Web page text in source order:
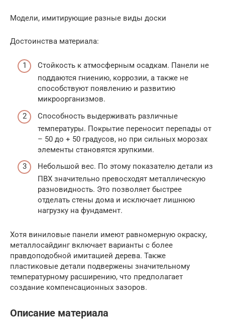
Модели, имитирующие разные виды доски
Достоинства материала:
Стойкость к атмосферным осадкам. Панели не
поддаются гниению, коррозии, а также не
способствуют появлению и развитию
микроорганизмов.
Способность выдерживать различные
температуры. Покрытие переносит перепады от
– 50 до + 50 градусов, но при сильных морозах
элементы становятся хрупкими.
Небольшой вес. По этому показателю детали из
ПВХ значительно превосходят металлическую
разновидность. Это позволяет быстрее
отделать стены дома и исключает лишнюю
нагрузку на фундамент.
Хотя виниловые панели имеют равномерную окраску,
металлосайдинг включает варианты с более
правдоподобной имитацией дерева. Также
пластиковые детали подвержены значительному
температурному расширению, что предполагает
создание компенсационных зазоров.
Описание материала